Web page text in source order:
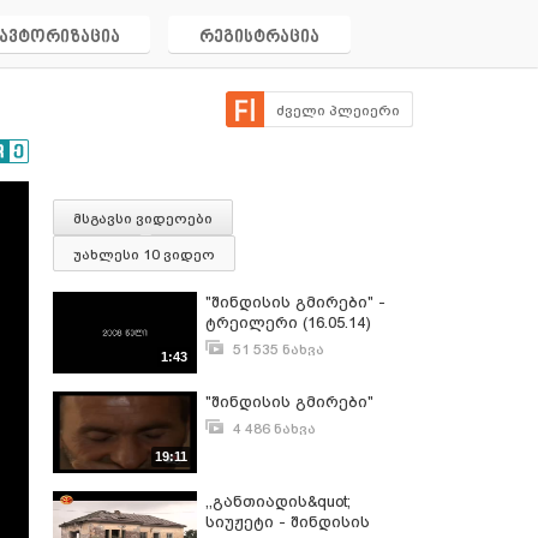
ავტორიზაცია რეგისტრაცია
ძველი პლეიერი
მსგავსი ვიდეოები
უახლესი 10 ვიდეო
1:43
"შინდისის გმირები" -
ტრეილერი (16.05.14)
51 535 ნახვა
19:11
"შინდისის გმირები"
4 486 ნახვა
,,განთიადის&quot;
სიუჟეტი - შინდისის